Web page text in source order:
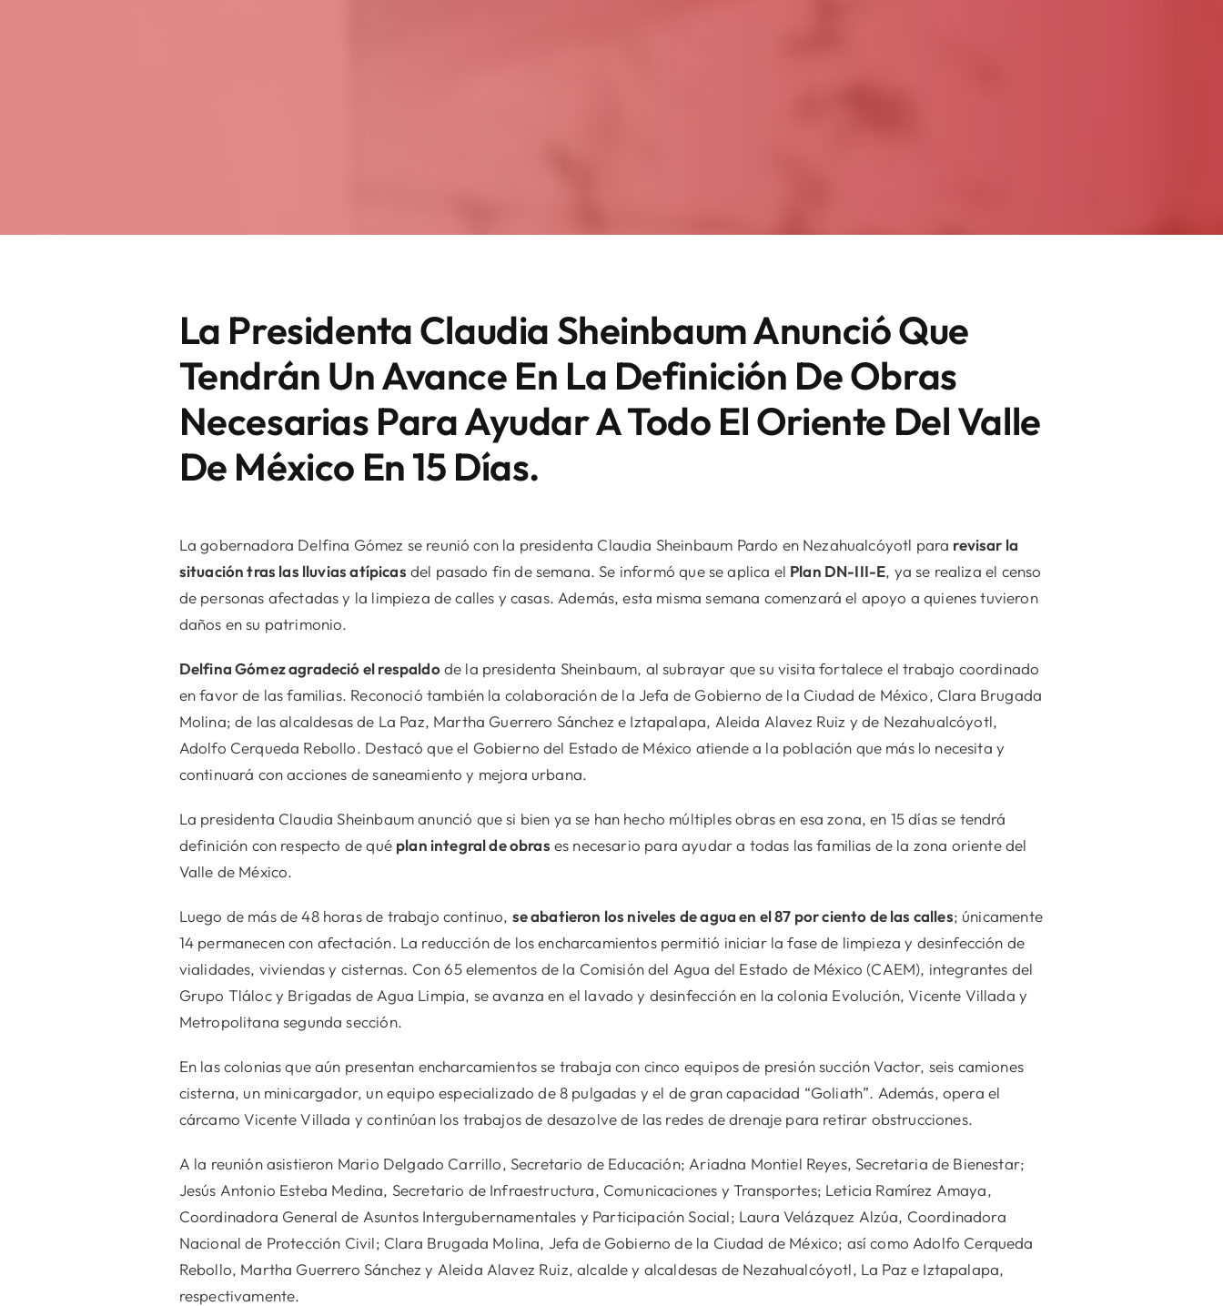
La Presidenta Claudia Sheinbaum Anunció Que
Tendrán Un Avance En La Definición De Obras
Necesarias Para Ayudar A Todo El Oriente Del Valle
De México En 15 Días.
La gobernadora Delfina Gómez se reunió con la presidenta Claudia Sheinbaum Pardo en Nezahualcóyotl para revisar la
situación tras las lluvias atípicas del pasado fin de semana. Se informó que se aplica el Plan DN-III-E, ya se realiza el censo
de personas afectadas y la limpieza de calles y casas. Además, esta misma semana comenzará el apoyo a quienes tuvieron
daños en su patrimonio.
Delfina Gómez agradeció el respaldode la presidenta Sheinbaum, al subrayar que su visita fortalece el trabajo coordinado
en favor de las familias. Reconoció también la colaboración de la Jefa de Gobierno de la Ciudad de México, Clara Brugada
Molina; de las alcaldesas de La Paz, Martha Guerrero Sánchez e Iztapalapa, Aleida Alavez Ruiz y de Nezahualcóyotl,
Adolfo Cerqueda Rebollo. Destacó que el Gobierno del Estado de México atiende a la población que más lo necesita y
continuará con acciones de saneamiento y mejora urbana.
La presidenta Claudia Sheinbaum anunció que si bien ya se han hecho múltiples obras en esa zona, en 15 días se tendrá
definición con respecto de qué plan integral de obras es necesario para ayudar a todas las familias de la zona oriente del
Valle de México.
Luego de más de 48 horas de trabajo continuo, se abatieron los niveles de agua en el 87 por ciento de las calles; únicamente
14 permanecen con afectación. La reducción de los encharcamientos permitió iniciar la fase de limpieza y desinfección de
vialidades, viviendas y cisternas. Con 65 elementos de la Comisión del Agua del Estado de México (CAEM), integrantes del
Grupo Tláloc y Brigadas de Agua Limpia, se avanza en el lavado y desinfección en la colonia Evolución, Vicente Villada y
Metropolitana segunda sección.
En las colonias que aún presentan encharcamientos se trabaja con cinco equipos de presión succión Vactor, seis camiones
cisterna, un minicargador, un equipo especializado de 8 pulgadas y el de gran capacidad “Goliath”. Además, opera el
cárcamo Vicente Villada y continúan los trabajos de desazolve de las redes de drenaje para retirar obstrucciones.
A la reunión asistieron Mario Delgado Carrillo, Secretario de Educación; Ariadna Montiel Reyes, Secretaria de Bienestar;
Jesús Antonio Esteba Medina, Secretario de Infraestructura, Comunicaciones y Transportes; Leticia Ramírez Amaya,
Coordinadora General de Asuntos Intergubernamentales y Participación Social; Laura Velázquez Alzúa, Coordinadora
Nacional de Protección Civil; Clara Brugada Molina, Jefa de Gobierno de la Ciudad de México; así como Adolfo Cerqueda
Rebollo, Martha Guerrero Sánchez y Aleida Alavez Ruiz, alcalde y alcaldesas de Nezahualcóyotl, La Paz e Iztapalapa,
respectivamente.